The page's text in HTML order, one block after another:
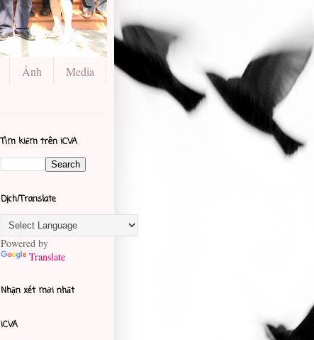
Ảnh
Media
Tìm kiếm trên iCVA
Dịch/Translate
Powered by
Translate
Nhận xét mới nhất
iCVA